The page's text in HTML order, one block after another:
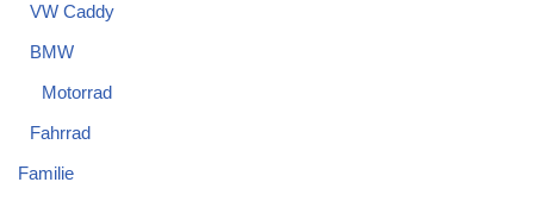
VW Caddy
BMW
Motorrad
Fahrrad
Familie